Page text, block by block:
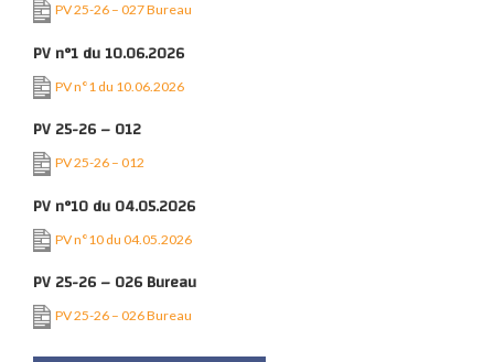
PV 25-26 – 027 Bureau
PV n°1 du 10.06.2026
PV n°1 du 10.06.2026
PV 25-26 – 012
PV 25-26 – 012
PV n°10 du 04.05.2026
PV n°10 du 04.05.2026
PV 25-26 – 026 Bureau
PV 25-26 – 026 Bureau